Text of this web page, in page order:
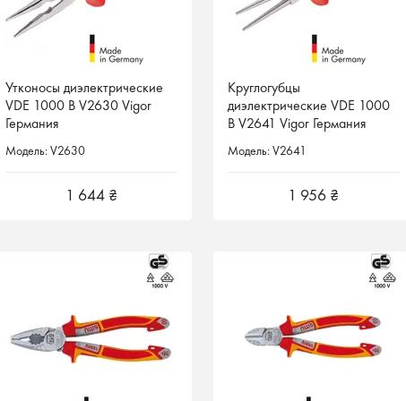
Утконосы диэлектрические
VDE 1000 В V2630 Vigor
Германия
Модель: V2630
1 644 ₴
Утконосы диэлектрические
VDE 1000 В V2630 Vigor
Германия
Модель: V2630
1 644 ₴
Круглогубцы
диэлектрические VDE 1000
В V2641 Vigor Германия
Модель: V2641
1 956 ₴
Круглогубцы
диэлектрические VDE 1000
В V2641 Vigor Германия
Модель: V2641
1 956 ₴